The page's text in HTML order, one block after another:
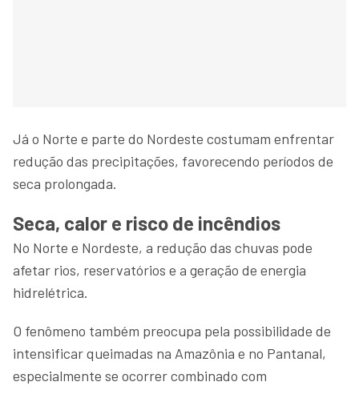
Já o Norte e parte do Nordeste costumam enfrentar
redução das precipitações, favorecendo períodos de
seca prolongada.
Seca, calor e risco de incêndios
No Norte e Nordeste, a redução das chuvas pode
afetar rios, reservatórios e a geração de energia
hidrelétrica.
O fenômeno também preocupa pela possibilidade de
intensificar queimadas na Amazônia e no Pantanal,
especialmente se ocorrer combinado com